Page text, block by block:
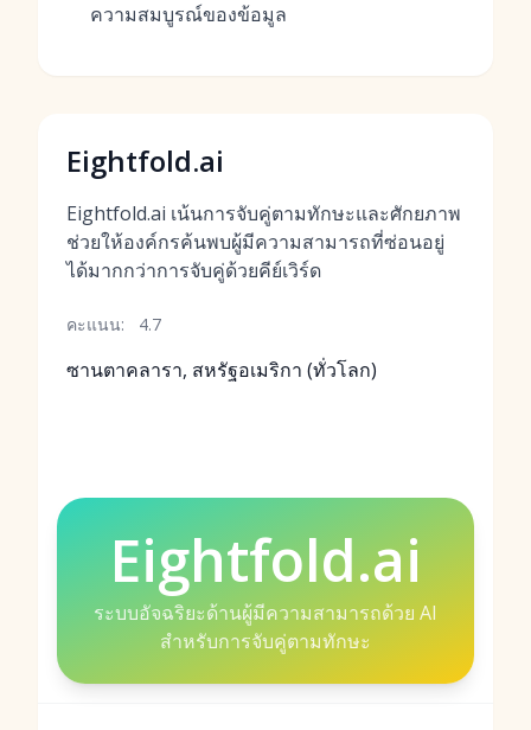
ความสมบูรณ์ของข้อมูล
Eightfold.ai
Eightfold.ai เน้นการจับคู่ตามทักษะและศักยภาพ
ช่วยให้องค์กรค้นพบผู้มีความสามารถที่ซ่อนอยู่
ได้มากกว่าการจับคู่ด้วยคีย์เวิร์ด
คะแนน: 4.7
ซานตาคลารา, สหรัฐอเมริกา (ทั่วโลก)
Eightfold.ai
ระบบอัจฉริยะด้านผู้มีความสามารถด้วย AI
สำหรับการจับคู่ตามทักษะ